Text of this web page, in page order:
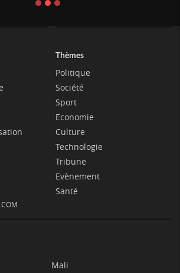
Thèmes
Politique
Société
Sport
Economie
Culture
Technologie
Tribune
Evènement
Santé
Mali